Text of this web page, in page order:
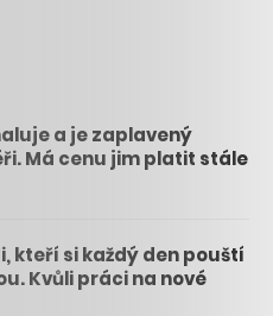
a je zaplavený
Má cenu jim platit stále
kteří si každý den pouští
Kvůli práci na nové